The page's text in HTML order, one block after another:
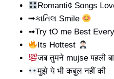
Romanti¢ Songs
➟કાતિલ Smile
➟Try tO me Best
Its Hottest
जब तुमने mujse पहली
मुझे ये भी कबुल नहीं की